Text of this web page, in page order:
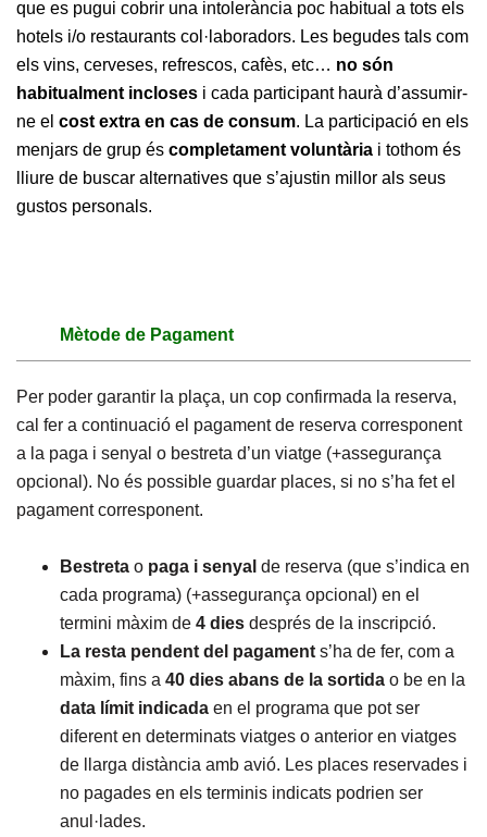
que es pugui cobrir una intolerància poc habitual a tots els
hotels i/o restaurants col·laboradors. Les begudes tals com
els vins, cerveses, refrescos, cafès, etc… no són
habitualment incloses i cada participant haurà d’assumir-
ne el cost extra en cas de consum. La participació en els
menjars de grup és completament voluntària i tothom és
lliure de buscar alternatives que s’ajustin millor als seus
gustos personals.
Mètode de Pagament
Per poder garantir la plaça, un cop confirmada la reserva,
cal fer a continuació el pagament de reserva corresponent
a la paga i senyal o bestreta d’un viatge (+assegurança
opcional). No és possible guardar places, si no s’ha fet el
pagament corresponent.
Bestreta o paga i senyal de reserva (que s’indica en
cada programa) (+assegurança opcional) en el
termini màxim de 4 dies després de la inscripció.
La resta pendent del pagament s’ha de fer, com a
màxim, fins a 40 dies abans de la sortida o be en la
data límit indicada en el programa que pot ser
diferent en determinats viatges o anterior en viatges
de llarga distància amb avió. Les places reservades i
no pagades en els terminis indicats podrien ser
anul·lades.